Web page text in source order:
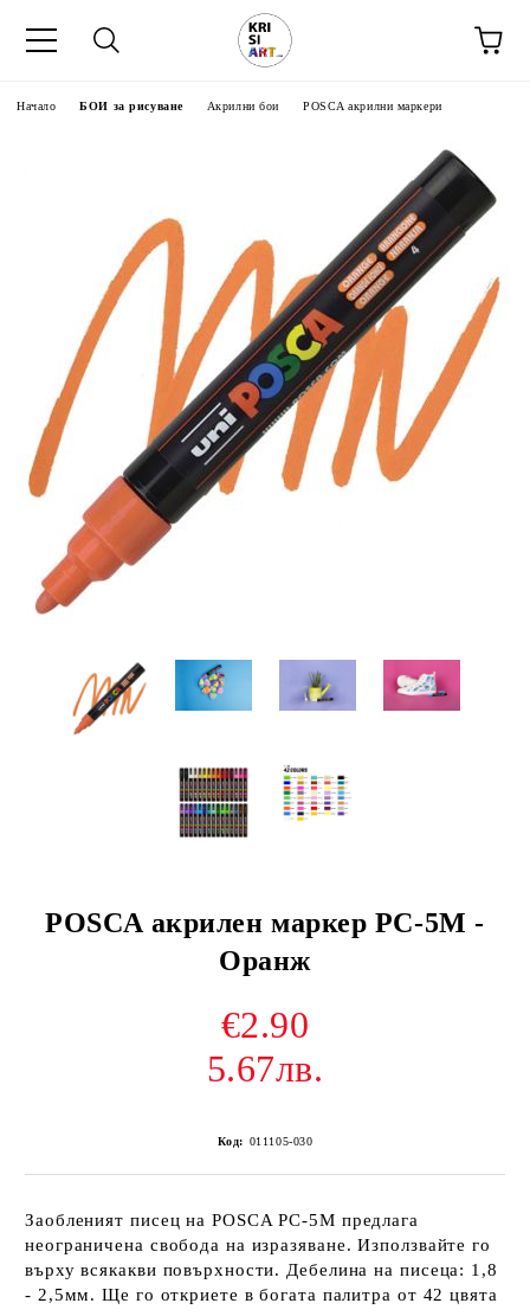
Начало БОИ за рисуване Акрилни бои POSCA акрилни маркери
POSCA акрилен маркер PC-5M -
Оранж
€2.90
5.67лв.
Код: 011105-030
Заобленият писец на POSCA PC-5M предлага
неограничена свобода на изразяване. Използвайте го
върху всякакви повърхности. Дебелина на писеца: 1,8
- 2,5мм. Ще го откриете в богата палитра от 42 цвята